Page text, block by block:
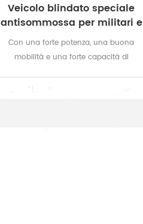
Veicolo blindato speciale
antisommossa per militari e
polizia
Con una forte potenza, una buona
mobilità e una forte capacità di
antisommossa ideale per militari e polizia.